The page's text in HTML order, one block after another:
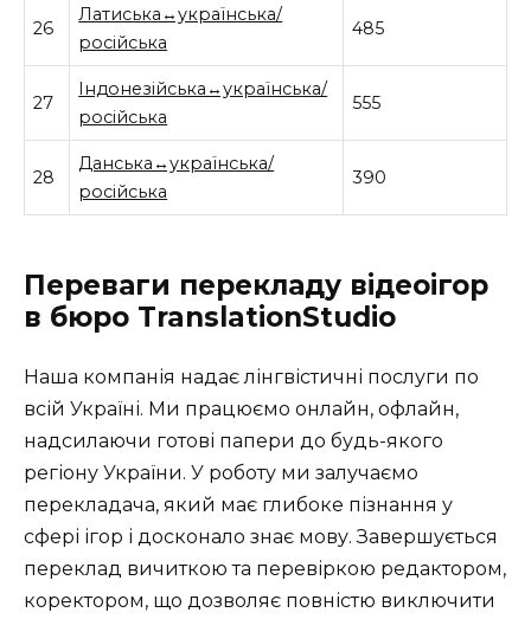
26
Латиська↔українська/
російська
485
27
Індонезійська↔українська/
російська
555
28
Данська↔українська/
російська
390
Переваги перекладу відеоігор
в бюро TranslationStudio
Наша компанія надає лінгвістичні послуги по
всій Україні. Ми працюємо онлайн, офлайн,
надсилаючи готові папери до будь-якого
регіону України. У роботу ми залучаємо
перекладача, який має глибоке пізнання у
сфері ігор і досконало знає мову. Завершується
переклад вичиткою та перевіркою редактором,
коректором, що дозволяє повністю виключити